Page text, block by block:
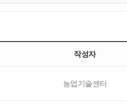
작성자
농업기술센터